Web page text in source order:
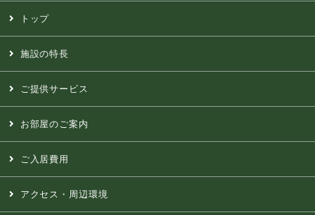
トップ
施設の特長
ご提供サービス
お部屋のご案内
ご入居費用
アクセス・周辺環境